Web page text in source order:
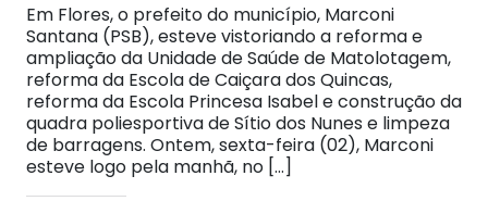
Em Flores, o prefeito do município, Marconi
Santana (PSB), esteve vistoriando a reforma e
ampliação da Unidade de Saúde de Matolotagem,
reforma da Escola de Caiçara dos Quincas,
reforma da Escola Princesa Isabel e construção da
quadra poliesportiva de Sítio dos Nunes e limpeza
de barragens. Ontem, sexta-feira (02), Marconi
esteve logo pela manhã, no […]